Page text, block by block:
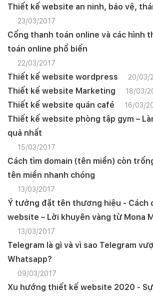
Thiết kế website an ninh, bảo vệ,
23/03/2017
Cổng thanh toán online và các hình
toán online phổ biến
22/03/2017
Thiết kế website wordpress 20/03/
Thiết kế website Marketing 18/03/
Thiết kế website quán café 16/03/
Thiết kế website phòng tập gym –
quả nhất
15/03/2017
Cách tìm domain (tên miền) còn
tên miền nhanh chóng
13/03/2017
Ý tưởng đặt tên thương hiệu - Cách
website – Lời khuyên vàng từ Mona
13/03/2017
Telegram là gì và vì sao Telegram
Whatsapp?
09/03/2017
Xu hướng thiết kế website 2020 -